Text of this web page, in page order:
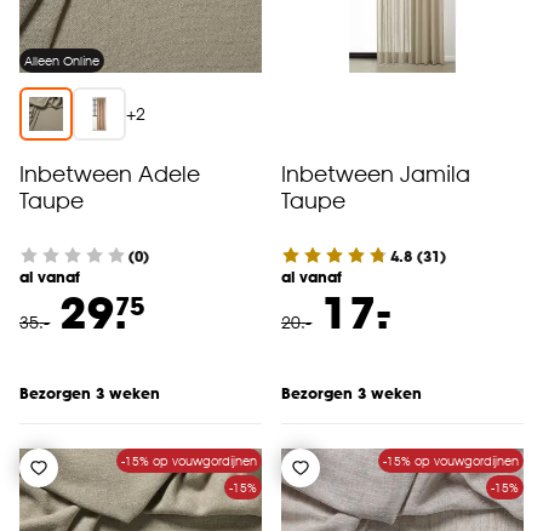
Alleen Online
+2
Inbetween Adele
Taupe
(0)
al vanaf
35.- 29.75
Bezorgen 3 weken
Inbetween Jamila
Taupe
4.8 (31)
al vanaf
20.- 17.
-
Bezorgen 3 weken
-15% op vouwgordijnen
-15%
-15% op vouwgordijnen
-15%